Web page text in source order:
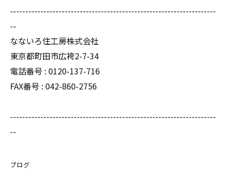
--------------------------------------------------------------------
--
なないろ住工房株式会社
東京都町田市広袴2-7-34
電話番号 : 0120-137-716
FAX番号 : 042-860-2756
--------------------------------------------------------------------
--
ブログ